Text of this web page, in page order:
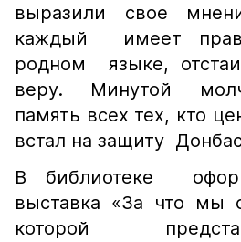
выразили свое
каждый имеет
родном языке,
веру. Минутой
память всех тех, кто
встал на защиту
В библиотеке
выставка «За что мы
которой